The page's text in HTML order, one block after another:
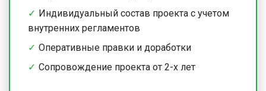
Индивидуальный состав проекта с учетом
внутренних регламентов
Оперативные правки и доработки
Сопровождение проекта от 2-х лет